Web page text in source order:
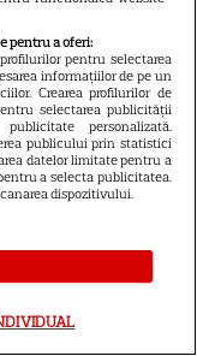
Video din
Point” și
pentru a oferi:
pentru selectarea
informațiilor de pe un
Crearea profilurilor de
selectarea publicității
personalizată.
publicului prin statistici
datelor limitate pentru a
a selecta publicitatea.
dispozitivului.